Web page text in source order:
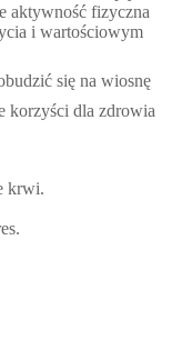
aktywność fizyczna
i wartościowym
korzyści dla zdrowia
krwi.